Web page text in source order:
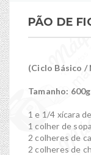
PÃO DE
(Ciclo Básico /
Tamanho:
1 e 1/4 xícara
1 colher de
2 colheres de
2 colheres de